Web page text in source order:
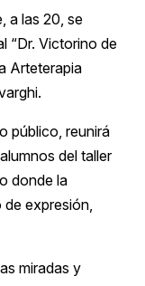
a las 20, se
“Dr. Victorino de
Arteterapia
público, reunirá
del taller
donde la
expresión,
miradas y